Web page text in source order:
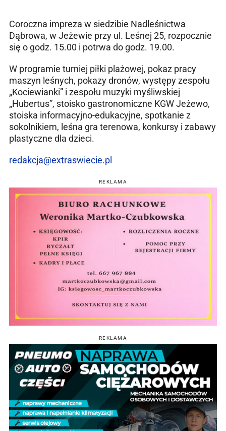
Coroczna impreza w siedzibie Nadleśnictwa
Dąbrowa, w Jeżewie przy ul. Leśnej 25, rozpocznie
się o godz. 15.00 i potrwa do godz. 19.00.
W programie turniej piłki plażowej, pokaz pracy
maszyn leśnych, pokazy dronów, występy zespołu
„Kociewianki” i zespołu muzyki myśliwskiej
„Hubertus”, stoisko gastronomiczne KGW Jeżewo,
stoiska informacyjno-edukacyjne, spotkanie z
sokolnikiem, leśna gra terenowa, konkursy i zabawy
plastyczne dla dzieci.
redakcja@extraswiecie.pl
REKLAMA
REKLAMA